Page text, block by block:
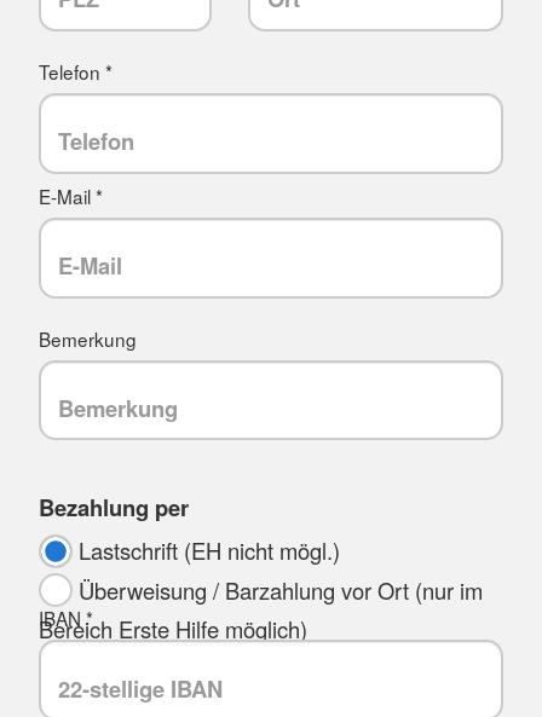
Telefon *
E-Mail *
Bemerkung
Bezahlung per
Lastschrift (EH nicht mögl.)
Überweisung / Barzahlung vor Ort (nur im
Bereich Erste Hilfe möglich)
IBAN *